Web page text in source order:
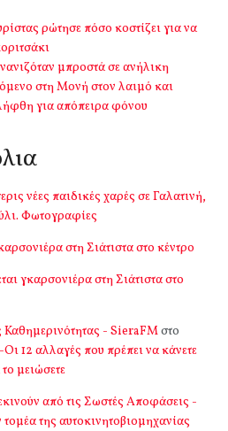
ρώτησε πόσο κοστίζει για να
μπροστά σε ανήλικη
στη Μονή στον λαιμό και
για απόπειρα φόνου
νέες παιδικές χαρές σε Γαλατινή,
Φωτογραφίες
στη Σιάτιστα στο κέντρο
γκαρσονιέρα στη Σιάτιστα στο
- SieraFMστο
12 αλλαγές που πρέπει να κάνετε
μειώσετε
από τις Σωστές Αποφάσεις -
της αυτοκινητοβιομηχανίας